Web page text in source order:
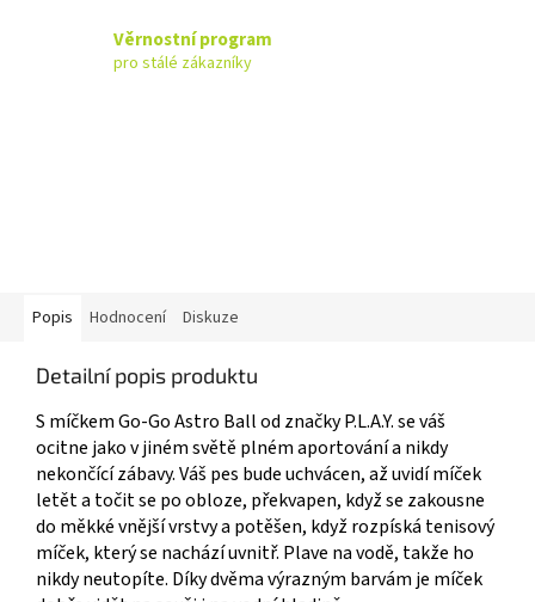
Věrnostní program
pro stálé zákazníky
Popis Hodnocení Diskuze
Detailní popis produktu
S míčkem Go-Go Astro Ball od značky P.L.A.Y. se váš
ocitne jako v jiném světě plném aportování a nikdy
nekončící zábavy. Váš pes bude uchvácen, až uvidí míček
letět a točit se po obloze, překvapen, když se zakousne
do měkké vnější vrstvy a potěšen, když rozpíská tenisový
míček, který se nachází uvnitř. Plave na vodě, takže ho
nikdy neutopíte. Díky dvěma výrazným barvám je míček